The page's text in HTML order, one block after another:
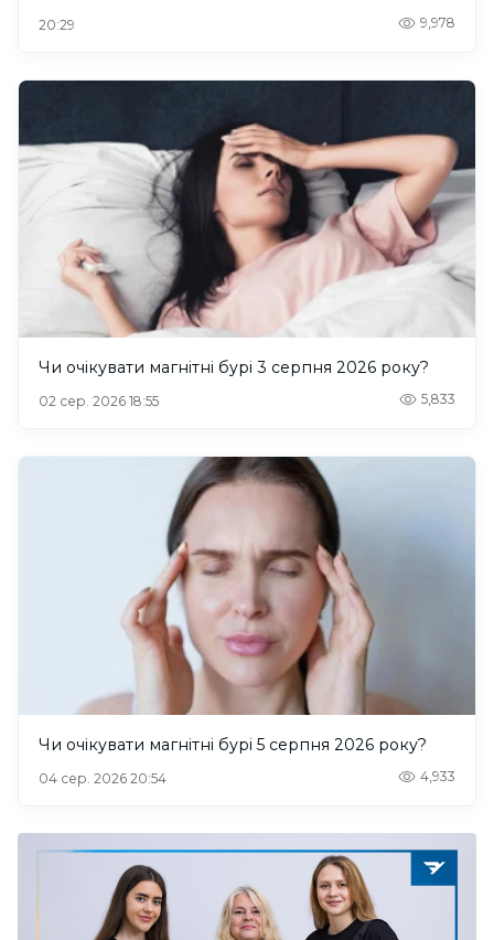
20:29 9,978
Чи очікувати магнітні бурі 3 серпня 2026 року?
02 сер. 2026 18:55 5,833
Чи очікувати магнітні бурі 5 серпня 2026 року?
04 сер. 2026 20:54 4,933